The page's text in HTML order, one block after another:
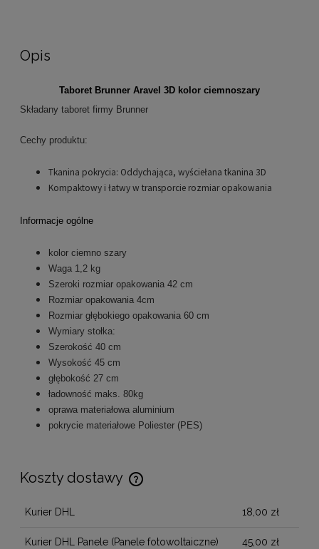
Opis
Taboret Brunner Aravel 3D kolor ciemnoszary
Składany taboret firmy Brunner
Cechy produktu:
Tkanina pokrycia: Oddychająca, wyściełana tkanina 3D
Kompaktowy i łatwy w transporcie rozmiar opakowania
Informacje ogólne
kolor ciemno szary
Waga 1,2 kg
Szeroki rozmiar opakowania 42 cm
Rozmiar opakowania 4cm
Rozmiar głębokiego opakowania 60 cm
Wymiary stołka:
Szerokość 40 cm
Wysokość 45 cm
głębokość 27 cm
ładowność maks. 80kg
oprawa materiałowa aluminium
pokrycie materiałowe Poliester (PES)
Koszty dostawy
Cena nie zawiera ewentualnych kosztów płatności
Kurier DHL 18,00 zł
Kurier DHL Panele (Panele fotowoltaiczne) 45,00 zł